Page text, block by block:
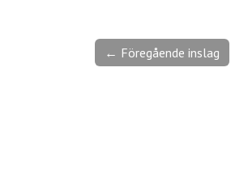
← Föregående inslag